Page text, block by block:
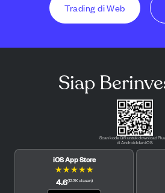
Trading di Web
Siap
Scan kode QR untuk download
di Android dan iOS.
iOS App Store
★★★★★
4.6(12.3Kulasan)